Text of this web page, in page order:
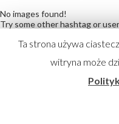
No images found!
Try some other hashtag or
Ta strona używa
witryna może